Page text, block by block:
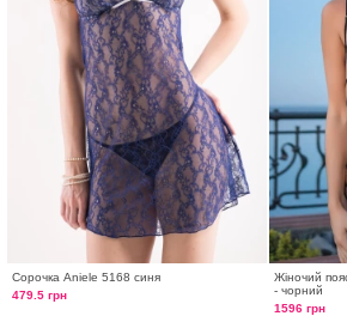
Сорочка Aniele 5168 синя
479.5 грн
Жіночий
- чорний
1596 грн